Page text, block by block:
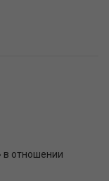
в отношении